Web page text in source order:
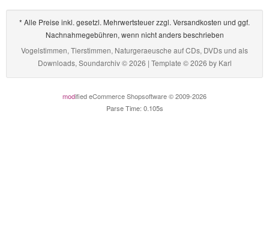
* Alle Preise inkl. gesetzl. Mehrwertsteuer zzgl. Versandkosten und ggf.
Nachnahmegebühren, wenn nicht anders beschrieben
Vogelstimmen, Tierstimmen, Naturgeraeusche auf CDs, DVDs und als
Downloads, Soundarchiv © 2026 | Template © 2026 by Karl
modified eCommerce Shopsoftware © 2009-2026
Parse Time: 0.105s